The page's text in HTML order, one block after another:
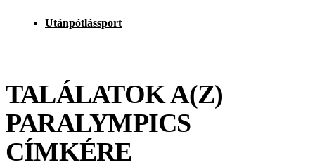
Utánpótlássport
TALÁLATOK A(Z)
PARALYMPICS
CÍMKÉRE